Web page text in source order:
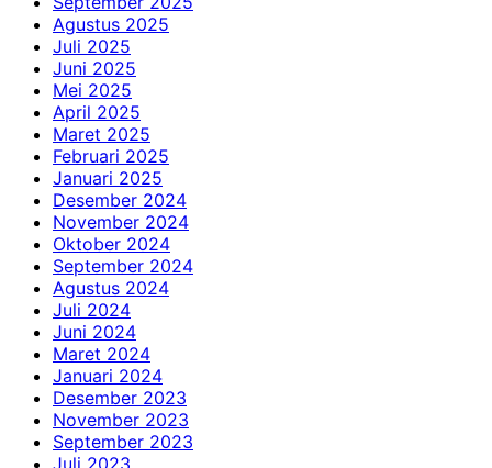
Agustus 2025
Juli 2025
Juni 2025
Mei 2025
April 2025
Maret 2025
Februari 2025
Januari 2025
Desember 2024
November 2024
Oktober 2024
September 2024
Agustus 2024
Juli 2024
Juni 2024
Maret 2024
Januari 2024
Desember 2023
November 2023
September 2023
Juli 2023